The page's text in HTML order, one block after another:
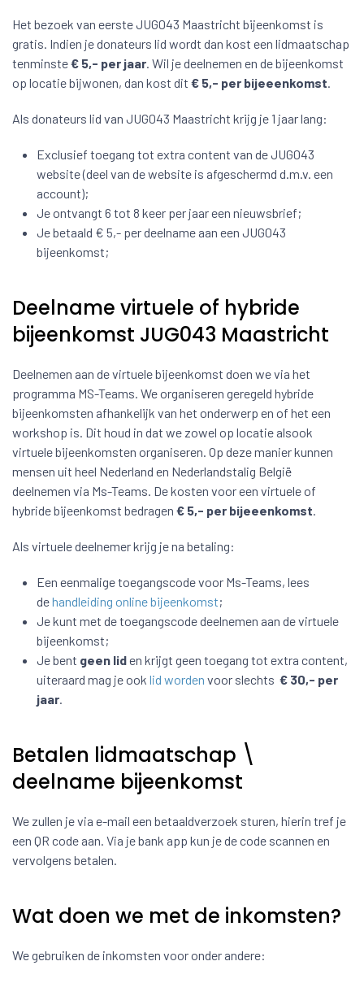
Het bezoek van eerste JUG043 Maastricht bijeenkomst is
gratis. Indien je donateurs lid wordt dan kost een lidmaatschap
tenminste€ 5,- per jaar. Wil je deelnemen en de bijeenkomst
op locatie bijwonen, dan kost dit € 5,- per bijeeenkomst.
Als donateurs lid van JUG043 Maastricht krijg je 1 jaar lang:
Exclusief toegang tot extra content van de JUG043
website (deel van de website is afgeschermd d.m.v. een
account);
Je ontvangt 6 tot 8 keer per jaar een nieuwsbrief;
Je betaald € 5,- per deelname aan een JUG043
bijeenkomst;
Deelname virtuele of hybride
bijeenkomst JUG043 Maastricht
Deelnemen aan de virtuele bijeenkomst doen we via het
programma MS-Teams. We organiseren geregeld hybride
bijeenkomsten afhankelijk van het onderwerp en of het een
workshop is. Dit houd in dat we zowel op locatie alsook
virtuele bijeenkomsten organiseren. Op deze manier kunnen
mensen uit heel Nederland en Nederlandstalig België
deelnemen via Ms-Teams. De kosten voor een virtuele of
hybride bijeenkomst bedragen € 5,- per bijeeenkomst.
Als virtuele deelnemer krijg je na betaling:
Een eenmalige toegangscode voor Ms-Teams, lees
dehandleiding online bijeenkomst;
Je kunt met de toegangscode deelnemen aan de virtuele
bijeenkomst;
Je bent geen liden krijgt geen toegang tot extra content,
uiteraard mag je ook lid worden voor slechts € 30,- per
jaar.
Betalen lidmaatschap \
deelname bijeenkomst
We zullen je via e-mail een betaaldverzoek sturen, hierin tref je
een QR code aan. Via je bank app kun je de code scannen en
vervolgens betalen.
Wat doen we met de inkomsten?
We gebruiken de inkomsten voor onder andere: